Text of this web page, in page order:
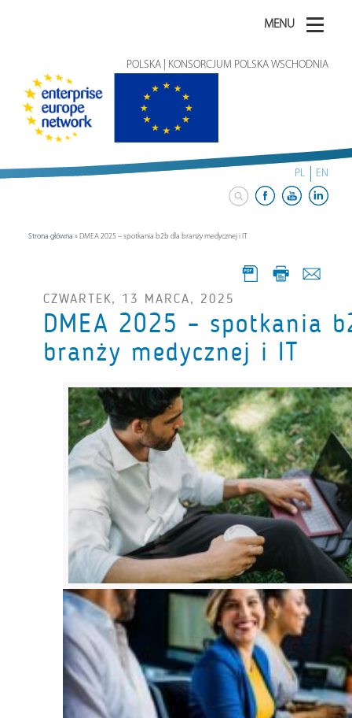
MENU
POLSKA | KONSORCJUM POLSKA WSCHODNIA
PL EN
Strona główna » DMEA 2025 – spotkania b2b dla branży medycznej i IT
CZWARTEK, 13 MARCA, 2025
DMEA 2025 – spotkania
branży medycznej i IT